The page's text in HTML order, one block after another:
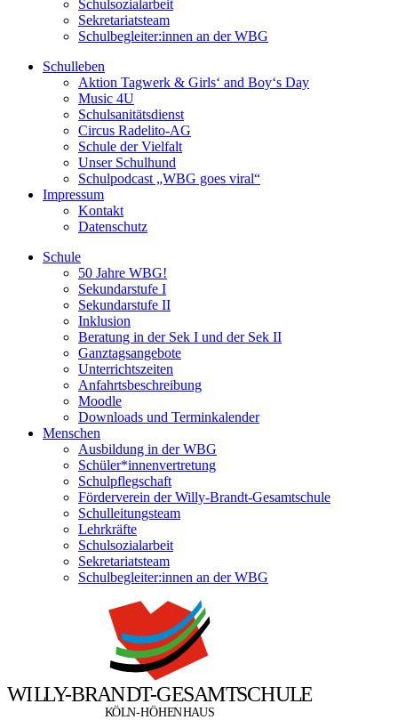
Schulsozialarbeit
Sekretariatsteam
Schulbegleiter:innen an der WBG
Schulleben
Aktion Tagwerk & Girls‘ and Boy‘s Day
Music 4U
Schulsanitätsdienst
Circus Radelito-AG
Schule der Vielfalt
Unser Schulhund
Schulpodcast „WBG goes viral“
Impressum
Kontakt
Datenschutz
Schule
50 Jahre WBG!
Sekundarstufe I
Sekundarstufe II
Inklusion
Beratung in der Sek I und der Sek II
Ganztagsangebote
Unterrichtszeiten
Anfahrtsbeschreibung
Moodle
Downloads und Terminkalender
Menschen
Ausbildung in der WBG
Schüler*innenvertretung
Schulpflegschaft
Förderverein der Willy-Brandt-Gesamtschule
Schulleitungsteam
Lehrkräfte
Schulsozialarbeit
Sekretariatsteam
Schulbegleiter:innen an der WBG
WILLY-BRANDT-GESAMTSCHULE
KÖLN-HÖHENHAUS